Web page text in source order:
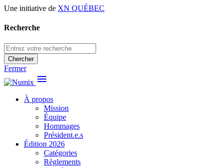
Une initiative de XN QUÉBEC
Recherche
Chercher
Fermer
menu
À propos
Mission
Équipe
Hommages
Président.e.s
Édition 2026
Catégories
Règlements